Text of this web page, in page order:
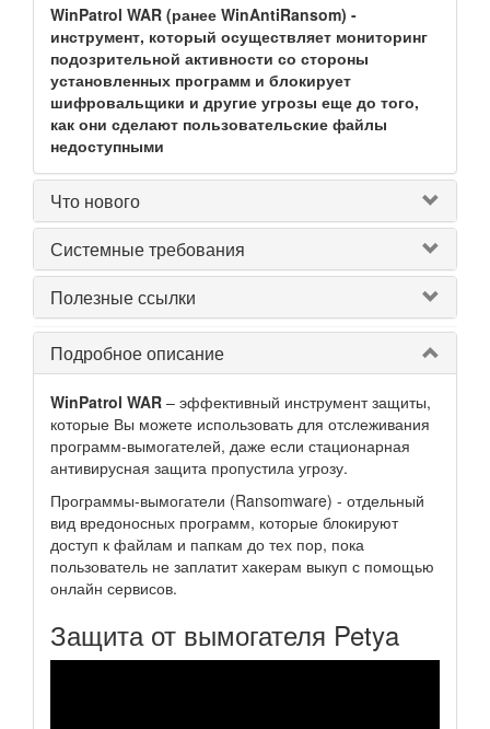
WinPatrol WAR (ранее WinAntiRansom) -
инструмент, который осуществляет мониторинг
подозрительной активности со стороны
установленных программ и блокирует
шифровальщики и другие угрозы еще до того,
как они сделают пользовательские файлы
недоступными
Что нового
Системные требования
Полезные ссылки
Подробное описание
WinPatrol WAR – эффективный инструмент защиты,
которые Вы можете использовать для отслеживания
программ-вымогателей, даже если стационарная
антивирусная защита пропустила угрозу.
Программы-вымогатели (Ransomware) - отдельный
вид вредоносных программ, которые блокируют
доступ к файлам и папкам до тех пор, пока
пользователь не заплатит хакерам выкуп с помощью
онлайн сервисов.
Защита от вымогателя Petya